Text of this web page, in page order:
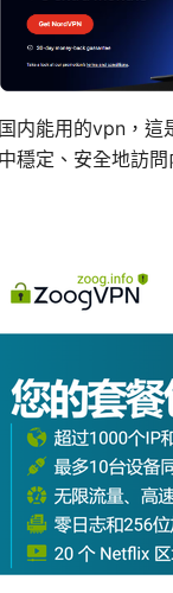
国内能用的vpn，這
中穩定、安全地訪